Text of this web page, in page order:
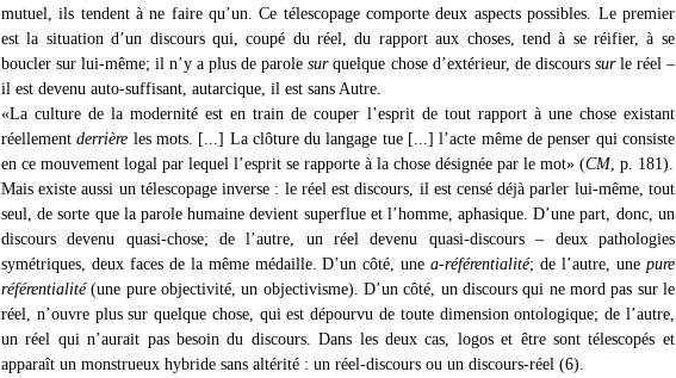
mutuel, ils tendent à ne faire qu’un. Ce télescopage comporte deux aspects possibles. Le premier
est la situation d’un discours qui, coupé du réel, du rapport aux choses, tend à se réifier, à se
boucler sur lui-même; il n’y a plus de parolesurquelque chose d’extérieur, de discours surle réel –
il est devenu auto-suffisant, autarcique, il est sans Autre.
«La culture de la modernité est en train de couper l’esprit de tout rapport à une chose existant
réellementderrière les mots. [...] La clôture du langage tue [...] l’acte même de penser qui consiste
en ce mouvement logal par lequel l’esprit se rapporte à la chose désignée par le mot» (CM, p. 181).
Mais existe aussi un télescopage inverse : le réel est discours, il est censé déjà parler lui-même, tout
seul, de sorte que la parole humaine devient superflue et l’homme, aphasique. D’une part, donc, un
discours devenu quasi-chose; de l’autre, un réel devenu quasi-discours – deux pathologies
symétriques, deux faces de la même médaille. D’un côté, unea-référentialité; de l’autre, une pure
référentialité(une pure objectivité, un objectivisme). D’un côté, un discours qui ne mord pas sur le
réel, n’ouvre plus sur quelque chose, qui est dépourvu de toute dimension ontologique; de l’autre,
un réel qui n’aurait pas besoin du discours. Dans les deux cas, logos et être sont télescopés et
apparaît un monstrueux hybride sans altérité : un réel-discours ou un discours-réel (6).